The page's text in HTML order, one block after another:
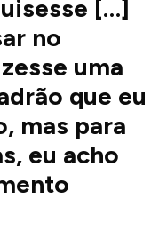
[…]
no
uma
que eu
mas para
eu acho